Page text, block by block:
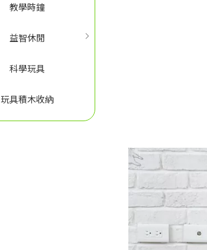
教學時鐘
益智休閒
科學玩具
玩具積木收納